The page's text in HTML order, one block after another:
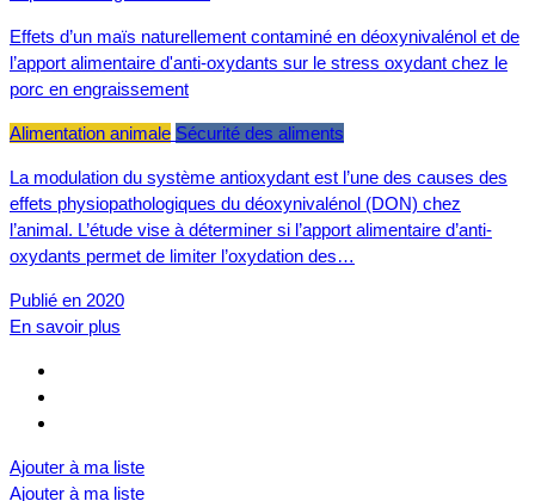
Effets d’un maïs naturellement contaminé en déoxynivalénol et de
l’apport alimentaire d'anti-oxydants sur le stress oxydant chez le
porc en engraissement
Alimentation animale Sécurité des aliments
La modulation du système antioxydant est l’une des causes des
effets physiopathologiques du déoxynivalénol (DON) chez
l’animal. L’étude vise à déterminer si l’apport alimentaire d’anti-
oxydants permet de limiter l’oxydation des…
Publié en 2020
En savoir plus
Ajouter à ma liste
Ajouter à ma liste